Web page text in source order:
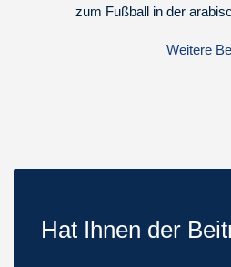
zum Fußball in der
Weitere
Hat Ihnen der